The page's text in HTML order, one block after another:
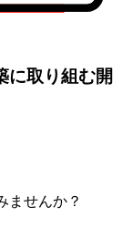
に取り組む開
ませんか？